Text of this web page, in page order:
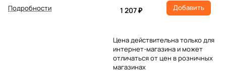
Подробности
1 207 ₽ Добавить
Цена действительна только для
интернет-магазина и может
отличаться от цен в розничных
магазинах